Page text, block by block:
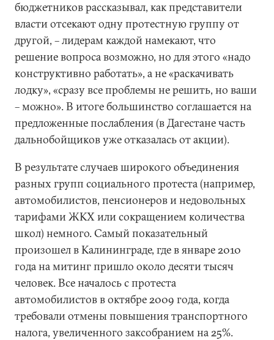
бюджетников рассказывал, как представители
власти отсекают одну протестную группу от
другой, – лидерам каждой намекают, что
решение вопроса возможно, но для этого «надо
конструктивно работать», а не «раскачивать
лодку», «сразу все проблемы не решить, но ваши
– можно». В итоге большинство соглашается на
предложенные послабления (в Дагестане часть
дальнобойщиков уже отказалась от акции).
В результате случаев широкого объединения
разных групп социального протеста (например,
автомобилистов, пенсионеров и недовольных
тарифами ЖКХ или сокращением количества
школ) немного. Самый показательный
произошел в Калининграде, где в январе 2010
года на митинг пришло около десяти тысяч
человек. Все началось с протеста
автомобилистов в октябре 2009 года, когда
требовали отмены повышения транспортного
налога, увеличенного заксобранием на 25%.